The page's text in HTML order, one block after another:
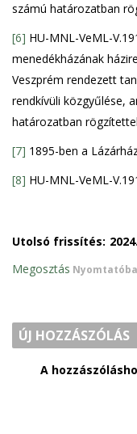
számú határozatban
[6] HU-MNL-VeML-
menedékházának
Veszprém rendezett
rendkívüli közgyűlése,
határozatban
[7] 1895-ben a
[8] HU-MNL-VeML-
Utolsó frissítés:
Megosztás
ÚJ HOZZÁSZÓLÁS
A